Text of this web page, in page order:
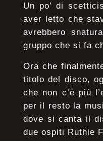
Un po’ di
aver letto che
avrebbero
gruppo che si fa
Ora che
titolo del disco,
che non c’è più
per il resto la
dove si canta il
due ospiti Ruthie